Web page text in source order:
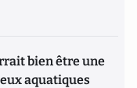
bien être une
aquatiques